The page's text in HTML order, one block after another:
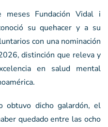
Fundación Vidal i
su quehacer y a su
con una nominación
distinción que releva y
en salud mental
obtuvo dicho galardón, el
quedado entre las ocho